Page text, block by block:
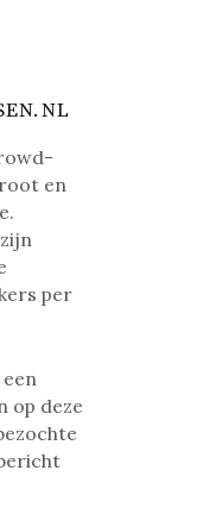
en
per
op deze